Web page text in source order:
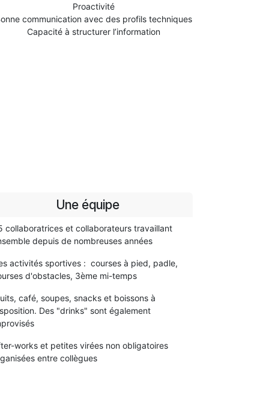
Proactivité
communication avec des profils techniques
Capacité à structurer l’information
Une équipe
collaboratrices et collaborateurs travaillant
depuis de nombreuses années
activités sportives : courses à pied, padle,
d'obstacles, 3ème mi-temps
café, soupes, snacks et boissons à
Des "drinks" sont également
works et petites virées non obligatoires
entre collègues